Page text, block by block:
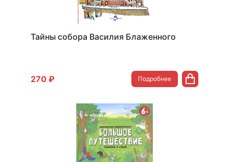
Тайны собора Василия Блаженного
270 ₽ Подробнее